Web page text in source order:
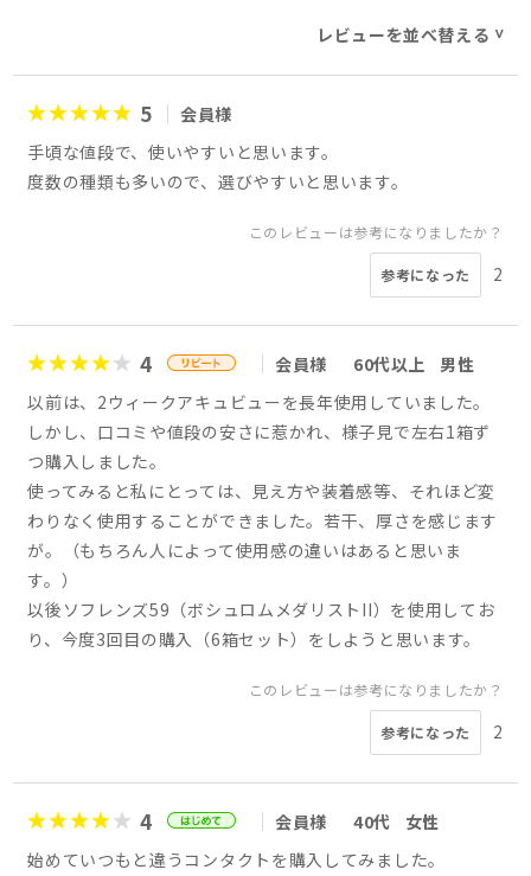
レビューを並べ替える >
5
会員様
手頃な値段で、使いやすいと思います。
度数の種類も多いので、選びやすいと思います。
このレビューは参考になりましたか？
参考になった 2
4 会員様 60代以上
男性
以前は、2ウィークアキュビューを長年使用していました。
しかし、口コミや値段の安さに惹かれ、様子見で左右1箱ず
つ購入しました。
使ってみると私にとっては、見え方や装着感等、それほど変
わりなく使用することができました。若干、厚さを感じます
が。（もちろん人によって使用感の違いはあると思いま
す。）
以後ソフレンズ59（ボシュロムメダリストII）を使用してお
り、今度3回目の購入（6箱セット）をしようと思います。
このレビューは参考になりましたか？
参考になった 2
4 会員様 40代
女性
始めていつもと違うコンタクトを購入してみました。